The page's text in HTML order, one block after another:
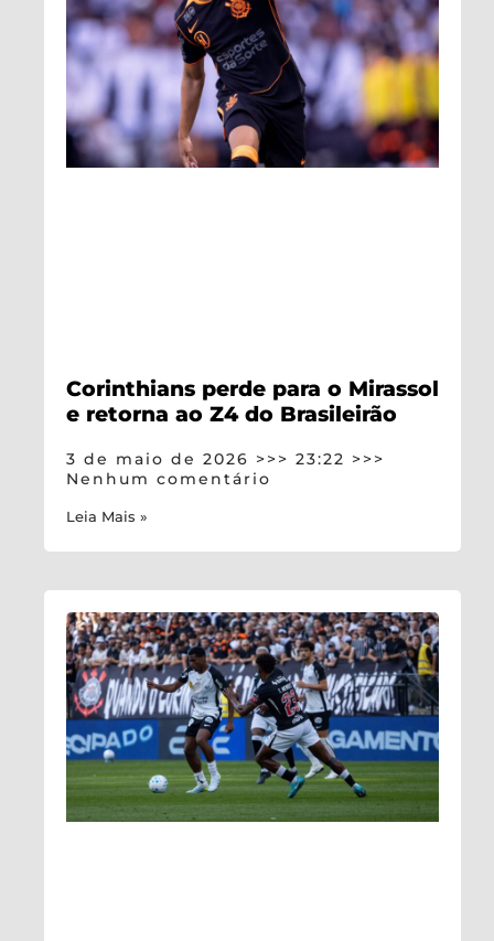
Corinthians perde para o Mirassol
e retorna ao Z4 do Brasileirão
3 de maio de 2026
23:22
Nenhum comentário
Leia Mais »